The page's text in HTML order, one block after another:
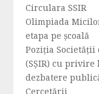
Circulara SSIR
Olimpiada
etapa pe școală
Poziția
(SȘIR) cu
dezbatere
Cercetării